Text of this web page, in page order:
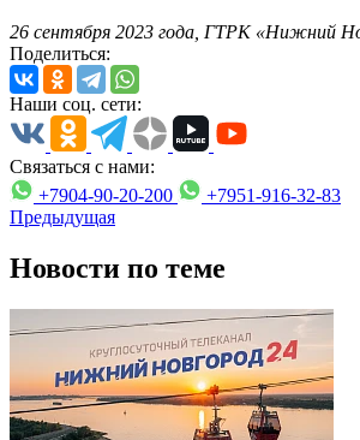
26 сентября 2023 года, ГТРК «Нижний
Поделиться:
Наши соц. сети:
Связаться с нами:
+7904-90-20-200
+7951-916-32-83
Предыдущая
Новости по теме